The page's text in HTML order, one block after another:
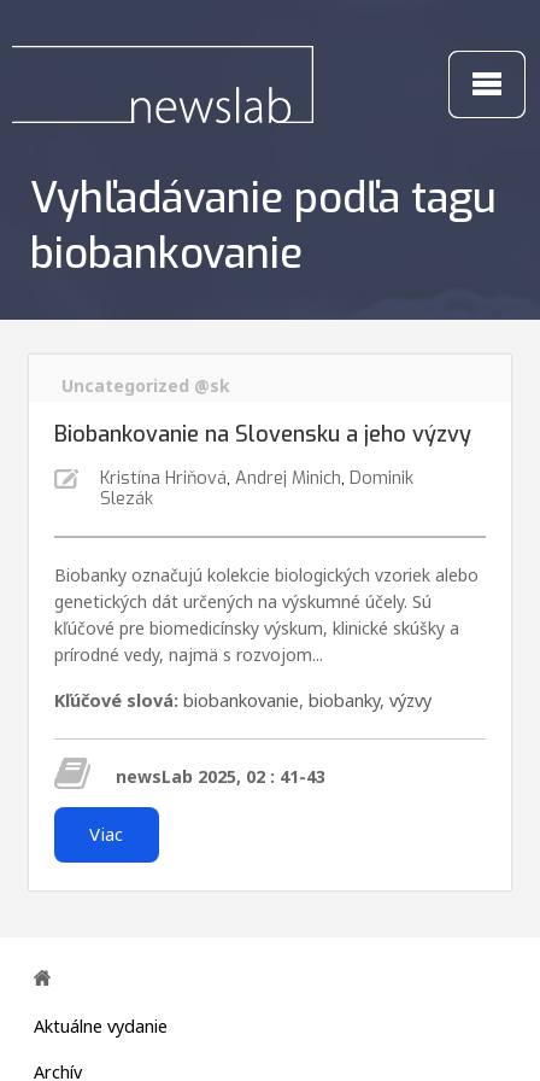
Vyhľadávanie podľa tagu
biobankovanie
Uncategorized @sk
Biobankovanie na Slovensku a jeho výzvy
Kristína Hriňová, Andrej Minich, Dominik
Slezák
Biobanky označujú kolekcie biologických vzoriek alebo
genetických dát určených na výskumné účely. Sú
kľúčové pre biomedicínsky výskum, klinické skúšky a
prírodné vedy, najmä s rozvojom...
Kľúčové slová: biobankovanie, biobanky, výzvy
newsLab 2025, 02 : 41-43
Viac
Aktuálne vydanie
Archív